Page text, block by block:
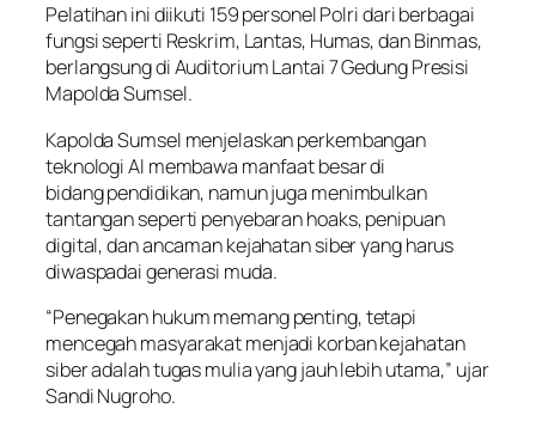
Pelatihan ini diikuti 159 personel Polri dari berbagai
fungsi seperti Reskrim, Lantas, Humas, dan Binmas,
berlangsung di Auditorium Lantai 7 Gedung Presisi
Mapolda Sumsel.
Kapolda Sumsel menjelaskan perkembangan
teknologi AI membawa manfaat besar di
bidang pendidikan, namun juga menimbulkan
tantangan seperti penyebaran hoaks, penipuan
digital, dan ancaman kejahatan siber yang harus
diwaspadai generasi muda.
“Penegakan hukum memang penting, tetapi
mencegah masyarakat menjadi korban kejahatan
siber adalah tugas mulia yang jauh lebih utama,” ujar
Sandi Nugroho.